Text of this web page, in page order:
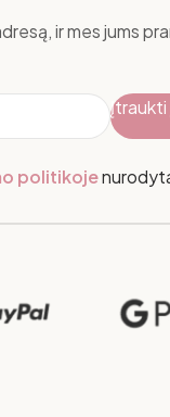
ir mes jums
Įtraukti
politikoje